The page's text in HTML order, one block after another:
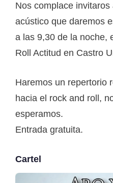
Nos complace
acústico que daremos
a las 9,30 de la noche,
Roll Actitud en Castro
Haremos un repertorio
hacia el rock and roll,
esperamos.
Entrada gratuita.
Cartel